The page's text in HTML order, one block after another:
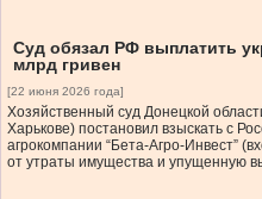
Суд обязал РФ выплатить
млрд гривен
[22 июня 2026 года]
Хозяйственный суд Донецкой
Харькове) постановил взыскать с
агрокомпании “Бета-Агро-Инвест”
от утраты имущества и упущенную